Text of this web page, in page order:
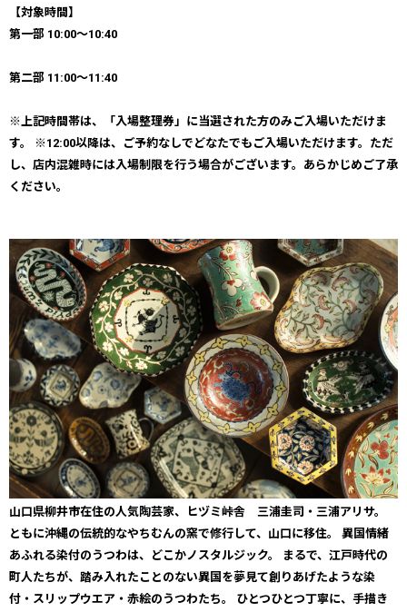
【対象時間】
第一部 10:00〜10:40
第二部 11:00〜11:40
※上記時間帯は、「入場整理券」に当選された方のみご入場いただけま
す。 ※12:00以降は、ご予約なしでどなたでもご入場いただけます。ただ
し、店内混雑時には入場制限を行う場合がございます。あらかじめご了承
ください。
山口県柳井市在住の人気陶芸家、ヒヅミ峠舎 三浦圭司・三浦アリサ。
ともに沖縄の伝統的なやちむんの窯で修行して、山口に移住。 異国情緒
あふれる染付のうつわは、どこかノスタルジック。 まるで、江戸時代の
町人たちが、踏み入れたことのない異国を夢見て創りあげたような染
付・スリップウエア・赤絵のうつわたち。 ひとつひとつ丁寧に、手描き